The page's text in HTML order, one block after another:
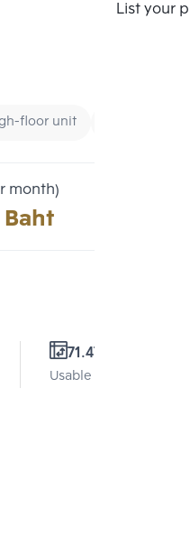
List your
floor unit
month)
71.47 Sq.m.
Usable area